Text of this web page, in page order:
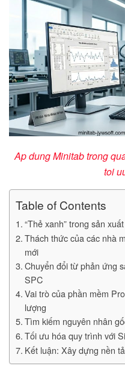
Ap dung Minitab trong
toi
Table of Contents
“Thẻ xanh” trong sản
Thách thức của các nhà
mới
Chuyển đổi từ phản ứng
SPC
Vai trò của phần mềm
lượng
Tìm kiếm nguyên nhân
Tối ưu hóa quy trình với
Kết luận: Xây dựng nền